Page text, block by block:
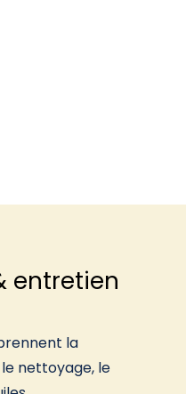
entretien
la
nettoyage, le